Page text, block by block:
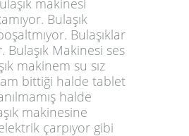
makinesi
Bulaşık
Bulaşıklar
Bulaşık Makinesi ses
makinem su sız
bittiği halde tablet
halde
makinesine
çarpıyor gibi